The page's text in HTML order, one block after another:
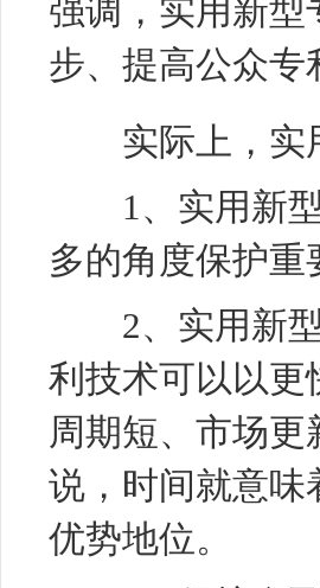
强调，实用新型
步、提高公众
实际上，实用
1、实用新型
多的角度保护
2、实用新型
利技术可以以更
周期短、市场
说，时间就意味
优势地位。